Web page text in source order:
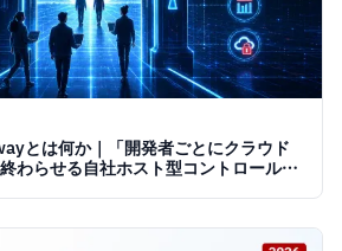
とは何か｜「開発者ごとにクラウド
わらせる自社ホスト型コントロールプ